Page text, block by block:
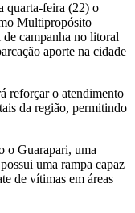
quarta-feira (22) o
Multipropósito
campanha no litoral
aporte na cidade
reforçar o atendimento
da região, permitindo
o Guarapari, uma
uma rampa capaz
de vítimas em áreas